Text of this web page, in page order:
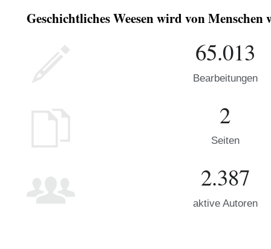
Geschichtliches Weesen wird von Menschen
65.013
Bearbeitungen
2
Seiten
2.387
aktive Autoren